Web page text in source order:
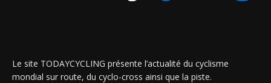
Le site TODAYCYCLING présente l’actualité du cyclisme
mondial sur route, du cyclo-cross ainsi que la piste.